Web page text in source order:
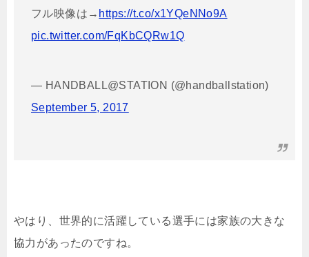
フル映像は→ https://t.co/x1YQeNNo9A
pic.twitter.com/FqKbCQRw1Q
— HANDBALL@STATION (@handballstation)
September 5, 2017
やはり、世界的に活躍している選手には家族の大きな
協力があったのですね。